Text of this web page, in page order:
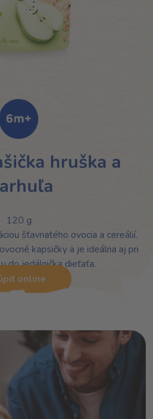
hruška a
120 g
šťavnatého ovocia a cereálií.
kapsičky a je ideálna aj pri
do jedálnička dieťaťa.
online